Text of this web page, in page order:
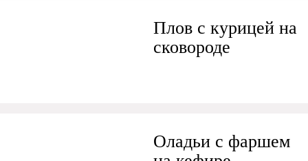
Плов с курицей на
сковороде
Оладьи с фаршем